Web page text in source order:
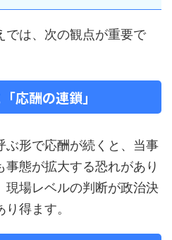
では、次の観点が重要で
応酬の連鎖」
ぶ形で応酬が続くと、当事
事態が拡大する恐れがあり
現場レベルの判断が政治決
得ます。